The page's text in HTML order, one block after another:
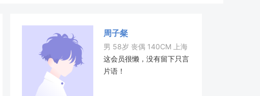
周子粲
男 58岁 丧偶 140CM 上海
这会员很懒，没有留下只言
片语！